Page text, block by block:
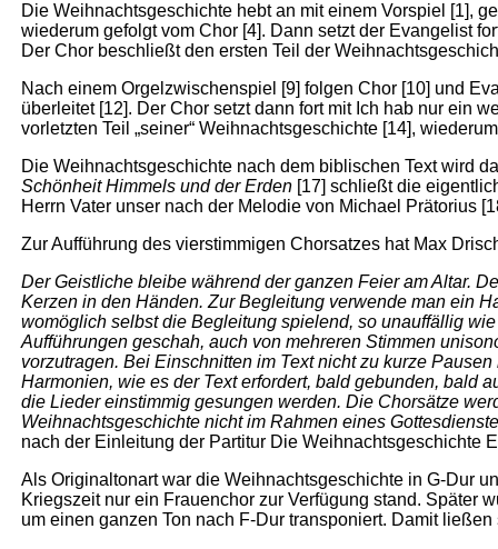
Die Weihnachtsgeschichte hebt an mit einem Vorspiel [1],
wiederum gefolgt vom Chor [4]. Dann setzt der Evangelist
Der Chor beschließt den ersten Teil der
Nach einem Orgelzwischenspiel [9] folgen Chor [10] und
überleitet [12]. Der Chor setzt dann fort mit Ich hab nur ein
vorletzten Teil „seiner“ Weihnachtsgeschichte [14],
Die Weihnachtsgeschichte nach dem biblischen Text wird
Schönheit Himmels und der Erden [17] schließt die
Herrn Vater unser nach der Melodie von Michael Prätorius
Zur Aufführung des vierstimmigen Chorsatzes hat Max
Der Geistliche bleibe während der ganzen Feier am Altar.
Kerzen in den Händen. Zur Begleitung verwende man ein
womöglich selbst die Begleitung spielend, so unauffällig
Aufführungen geschah, auch von mehreren Stimmen
vorzutragen. Bei Einschnitten im Text nicht zu kurze
Harmonien, wie es der Text erfordert, bald gebunden, bald
die Lieder einstimmig gesungen werden. Die Chorsätze
Weihnachtsgeschichte nicht im Rahmen eines
nach der Einleitung der Partitur Die Weihnachtsgeschichte
Als Originaltonart war die Weihnachtsgeschichte in G-Dur
Kriegszeit nur ein Frauenchor zur Verfügung stand. Später
um einen ganzen Ton nach F-Dur transponiert. Damit